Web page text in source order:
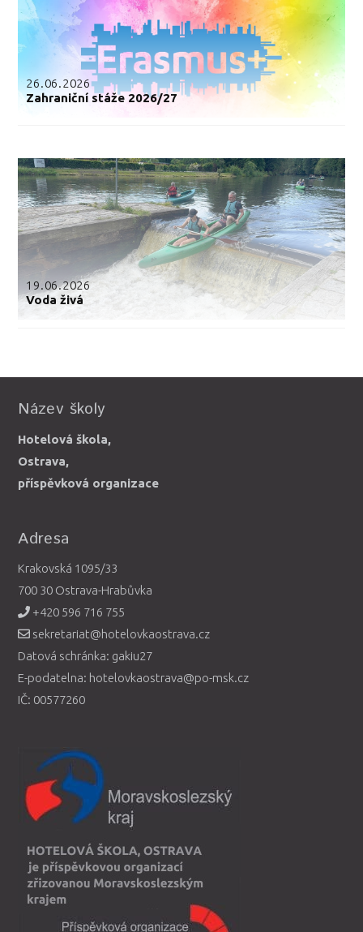
26.06.2026
Zahraniční stáže 2026/27
19.06.2026
Voda živá
Název školy
Hotelová škola,
Ostrava,
příspěvková organizace
Adresa
Krakovská 1095/33
700 30 Ostrava-Hrabůvka
+420 596 716 755
sekretariat@hotelovkaostrava.cz
Datová schránka: gakiu27
E-podatelna: hotelovkaostrava@po-msk.cz
IČ: 00577260